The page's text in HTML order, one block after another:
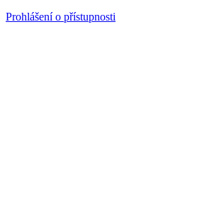
Prohlášení o přístupnosti